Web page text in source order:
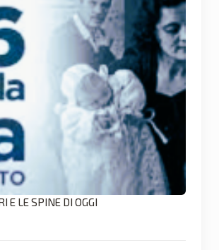
E LE SPINE DI OGGI